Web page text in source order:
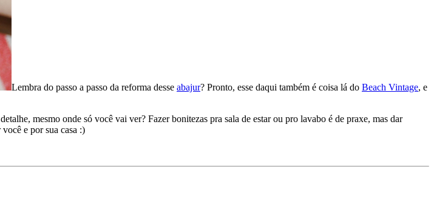
Lembra do passo a passo da reforma desse abajur? Pronto, esse daqui também é coisa lá do Beach Vintage, e
mesmo onde só você vai ver? Fazer bonitezas pra sala de estar ou pro lavabo é de praxe, mas dar
e por sua casa :)